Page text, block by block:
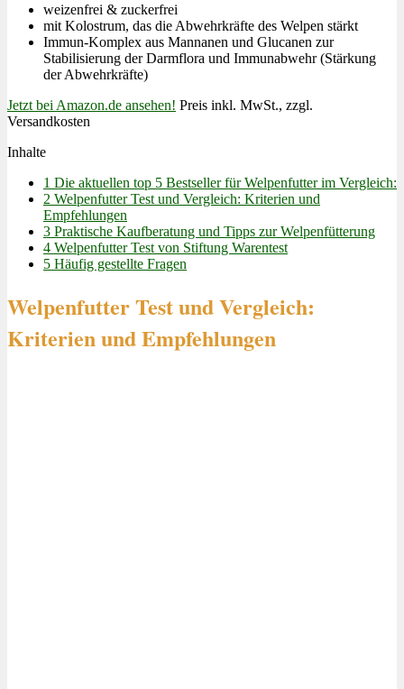
weizenfrei & zuckerfrei
mit Kolostrum, das die Abwehrkräfte des Welpen stärkt
Immun-Komplex aus Mannanen und Glucanen zur
Stabilisierung der Darmflora und Immunabwehr (Stärkung
der Abwehrkräfte)
Jetzt bei Amazon.de ansehen! Preis inkl. MwSt., zzgl.
Versandkosten
Inhalte
1 Die aktuellen top 5 Bestseller für Welpenfutter im Vergleich:
2 Welpenfutter Test und Vergleich: Kriterien und
Empfehlungen
3 Praktische Kaufberatung und Tipps zur Welpenfütterung
4 Welpenfutter Test von Stiftung Warentest
5 Häufig gestellte Fragen
Welpenfutter Test und Vergleich:
Kriterien und Empfehlungen